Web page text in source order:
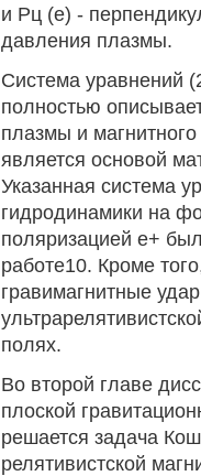
и Рц (е) -
давления плазмы.
Система уравнений
полностью
плазмы и
является основой
Указанная система
гидродинамики на
поляризацией е+
работе10. Кроме
гравимагнитные
полях.
Во второй главе
плоской
решается задача
релятивистской